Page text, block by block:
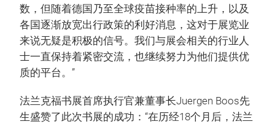
数，但随着德国乃至全球疫苗接种率的上升，以及
各国逐渐放宽出行政策的利好消息，这对于展览业
来说无疑是积极的信号。我们与展会相关的行业人
士一直保持着紧密交流，也继续努力为他们提供优
质的平台。”
法兰克福书展首席执行官兼董事长Juergen Boos先
生盛赞了此次书展的成功：“在历经18个月后，法兰